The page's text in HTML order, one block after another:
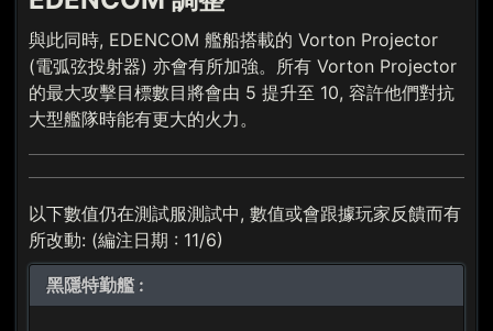
與此同時, EDENCOM 艦船搭載的 Vorton Projector
(電弧弦投射器) 亦會有所加強。所有 Vorton Projector
的最大攻擊目標數目將會由 5 提升至 10, 容許他們對抗
大型艦隊時能有更大的火力。
以下數值仍在測試服測試中, 數值或會跟據玩家反饋而有
所改動: (編注日期 : 11/6)
黑隱特勤艦 :